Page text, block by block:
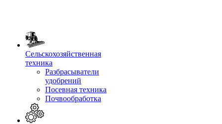
Сельскохозяйственная
техника
Разбрасыватели
удобрений
Посевная техника
Почвообработка